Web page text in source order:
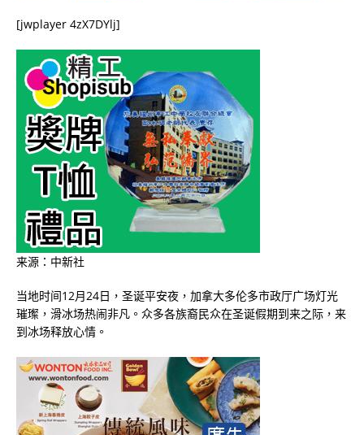
[jwplayer 4zX7DYlj]
来源：中新社
当地时间12月24日，圣诞平安夜，加拿大多伦多市政厅广场灯光
璀璨，滑冰场热闹非凡。众多各族裔民众在圣诞假期到来之际，来
到冰场释放心情。